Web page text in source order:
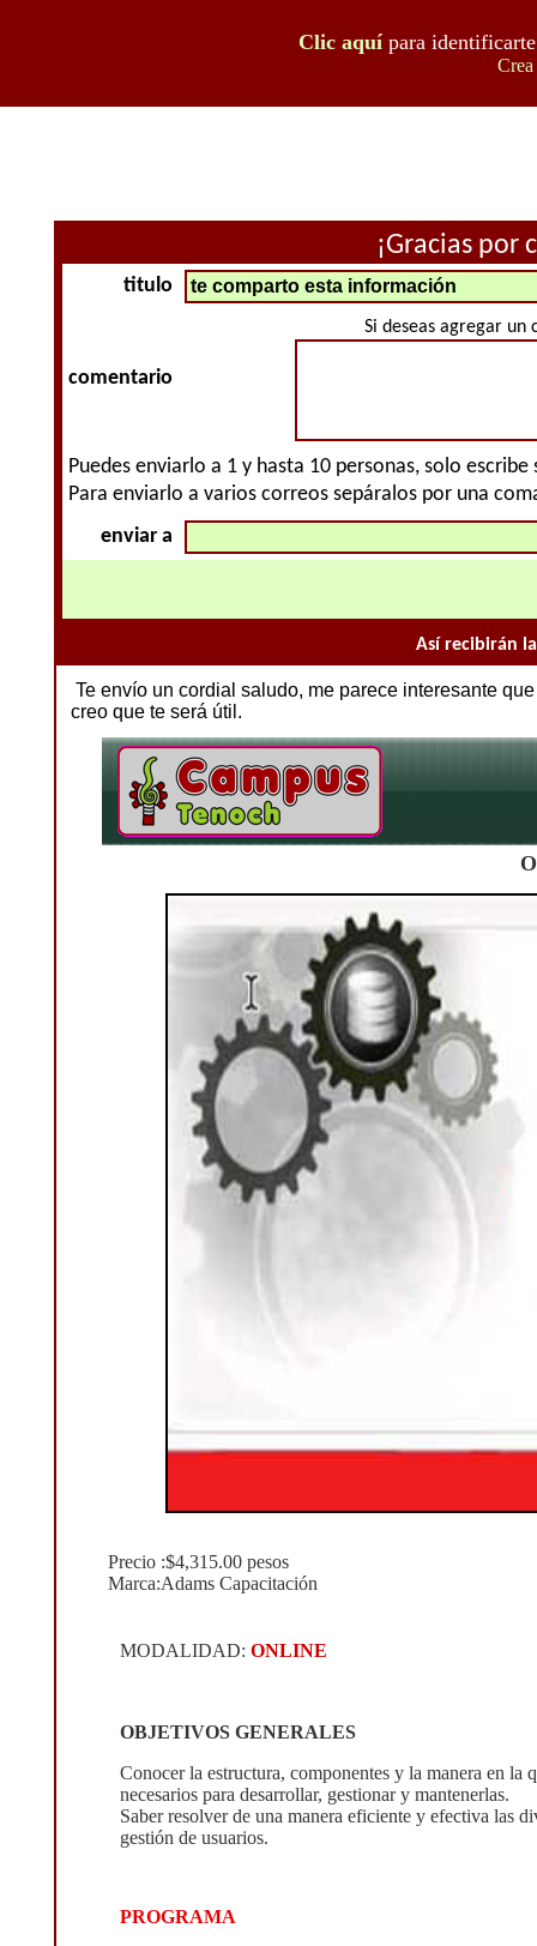
Clic aquípara
Crea
¡Gracias por
titulo
comentario
Si deseas agregar
Puedes enviarlo a 1 y hasta 10 personas, solo
Para enviarlo a varios correos sepáralos por una
enviar a
Así recibirán
Te envío un cordial saludo, me parece interesante
creo que te será útil.
Precio :$4,315.00 pesos
Marca:Adams Capacitación
MODALIDAD: ONLINE
OBJETIVOS GENERALES
Conocer la estructura, componentes y la manera en la
necesarios para desarrollar, gestionar y mantenerlas.
Saber resolver de una manera eficiente y efectiva las
gestión de usuarios.
PROGRAMA